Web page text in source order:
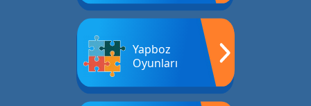
Yapboz
Oyunları